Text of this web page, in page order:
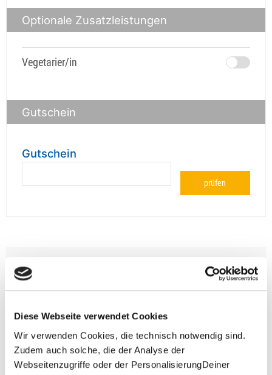
Diese Webseite verwendet Cookies
Wir verwenden Cookies, die technisch notwendig sind.
Zudem auch solche, die der Analyse der
Webseitenzugriffe oder der PersonalisierungDeiner
Optionale Zusatzleistungen
Vegetarier/in
Gutschein
Gutschein
prüfen
Personen teilen sich die Unterkunft. Wir berechnen (je
Finden wir eine/n Partner/in, dann erhältst Du den
Zuschlag zurück.
Unsere Reisen und Seminare sind nicht barrierefrei.